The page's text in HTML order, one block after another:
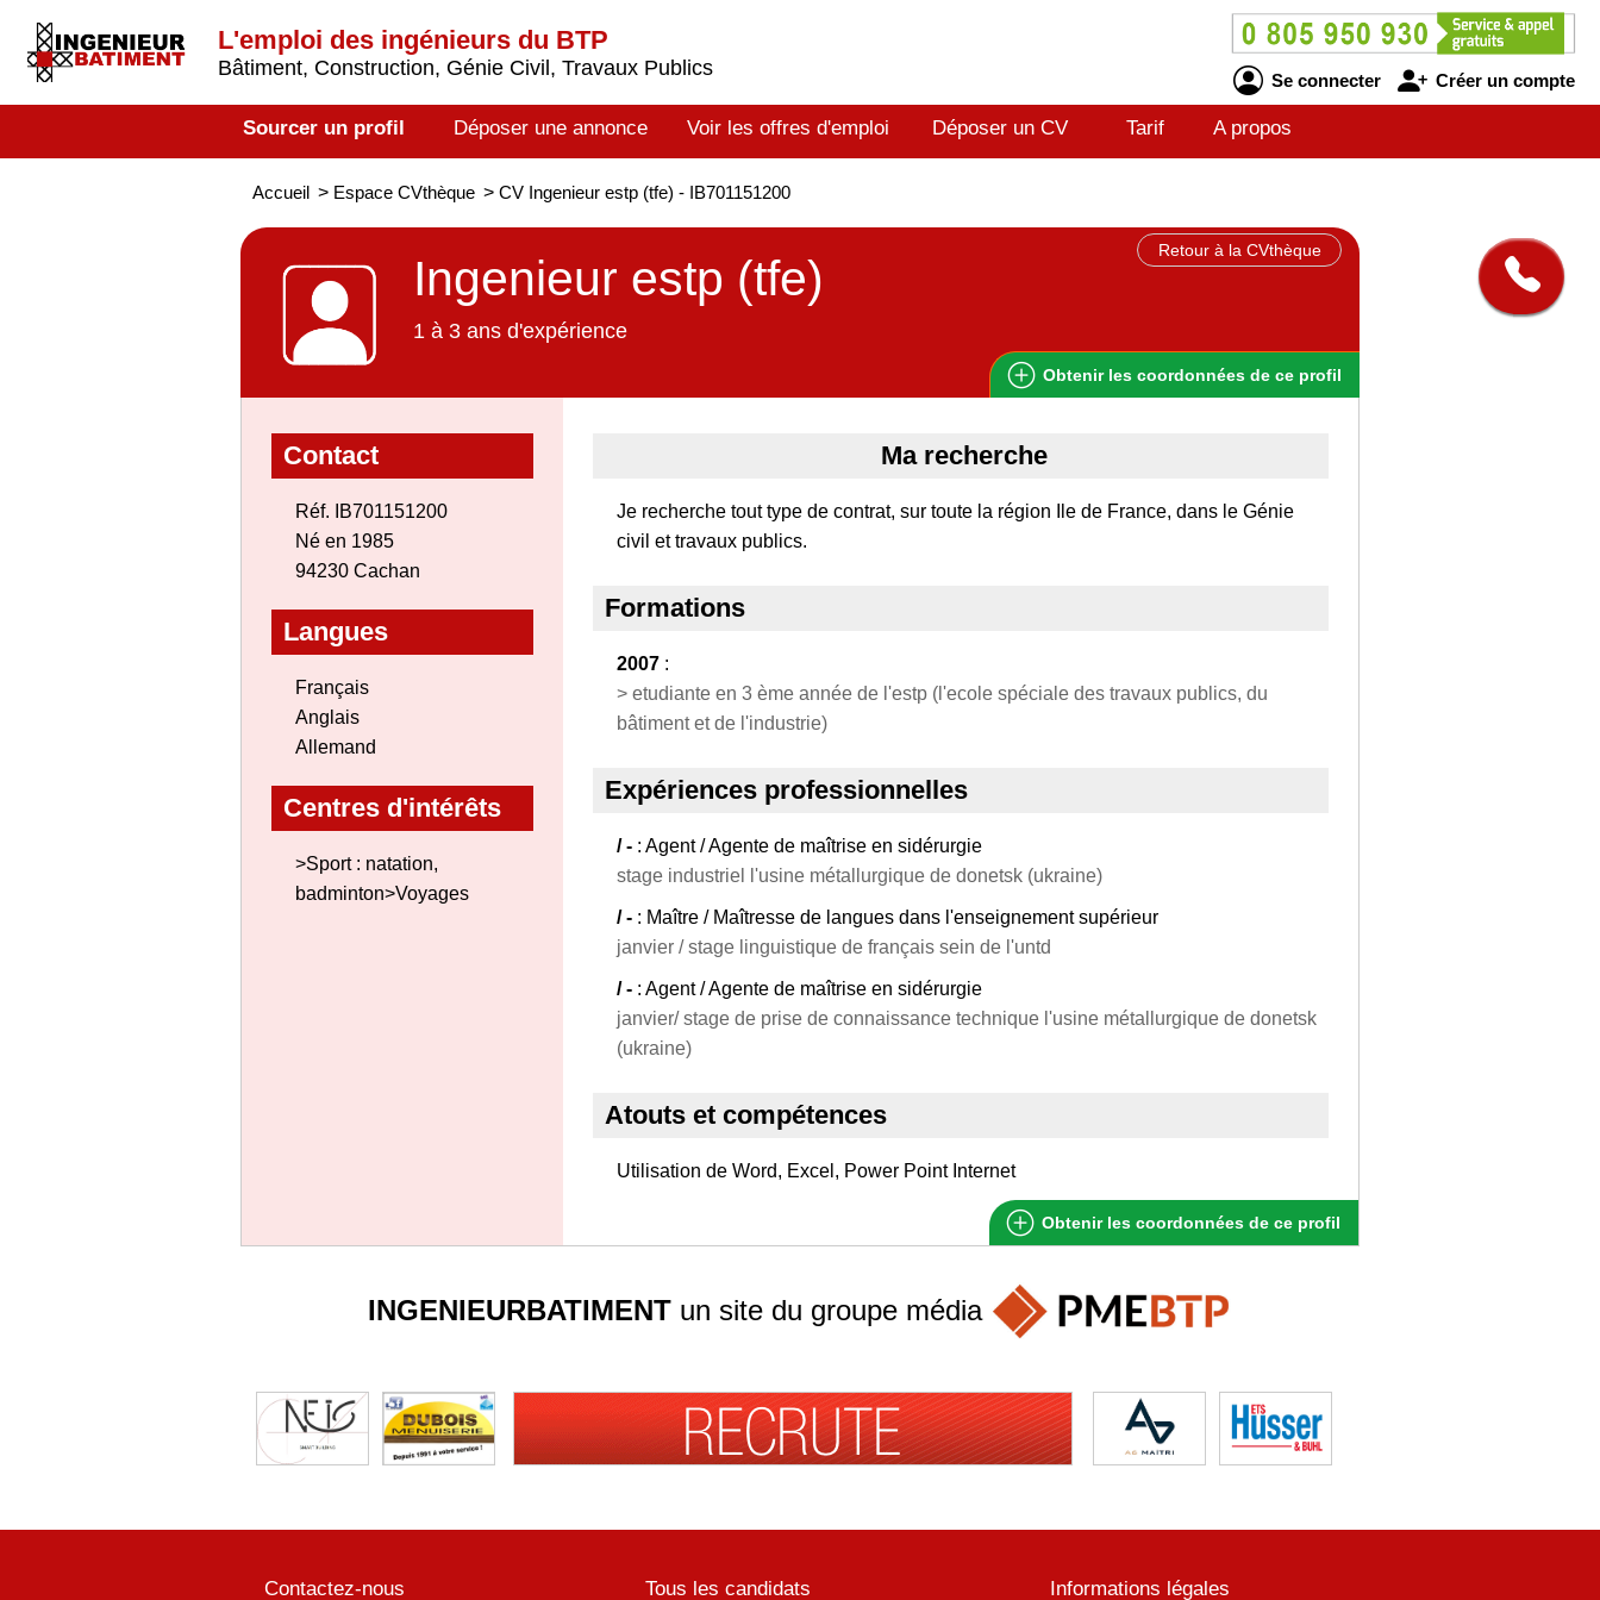
L'emploi des ingénieurs du BTP
Bâtiment, Construction, Génie Civil, Travaux Publics
Se connecter Créer un compte
Sourcer un profil Déposer une annonce Voir les offres d'emploi Déposer un CV Tarif A propos
Accueil > Espace CVthèque > CV Ingenieur estp (tfe) - IB701151200
Retour à la CVthèque
Ingenieur estp (tfe)
1 à 3 ans d'expérience
Obtenir les coordonnées de ce profil
Contact
Réf. IB701151200
Né en 1985
94230 Cachan
Langues
Français
Anglais
Allemand
Centres d'intérêts
>Sport : natation,
badminton>Voyages
Ma recherche
Je recherche tout type de contrat, sur toute la région Ile de France, dans le Génie
civil et travaux publics.
Formations
2007 :
> etudiante en 3 ème année de l'estp (l'ecole spéciale des travaux publics, du
bâtiment et de l'industrie)
Expériences professionnelles
/ - : Agent / Agente de maîtrise en sidérurgie
stage industriel l'usine métallurgique de donetsk (ukraine)
/ - : Maître / Maîtresse de langues dans l'enseignement supérieur
janvier / stage linguistique de français sein de l'untd
/ - : Agent / Agente de maîtrise en sidérurgie
janvier/ stage de prise de connaissance technique l'usine métallurgique de donetsk
(ukraine)
Atouts et compétences
Utilisation de Word, Excel, Power Point Internet
Obtenir les coordonnées de ce profil
INGENIEURBATIMENT un site du groupe média
Contactez-nous Tous les candidats Informations légales